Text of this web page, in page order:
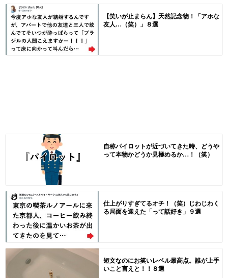
【笑いが止まらん】天然記念物！「アホな
友人…（笑）」８選
自称パイロットが近づいてきた時、どうや
って本物かどうか見極めるか…！（笑）
仕上がりすぎてるオチ！（笑）じわじわく
る局面を迎えた「って話好き」９選
短文なのにお笑いレベル最高点。誰が上手
いこと言えと！！８選